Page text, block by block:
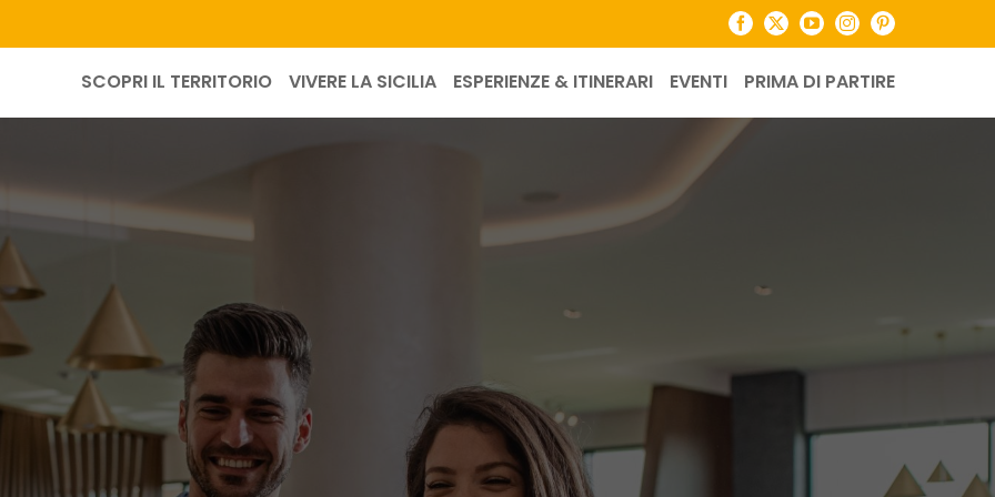
Facebook
X YouTubeInstagramPinterest
SCOPRI IL TERRITORIO VIVERE LA SICILIA ESPERIENZE & ITINERARI EVENTI PRIMA DI PARTIRE